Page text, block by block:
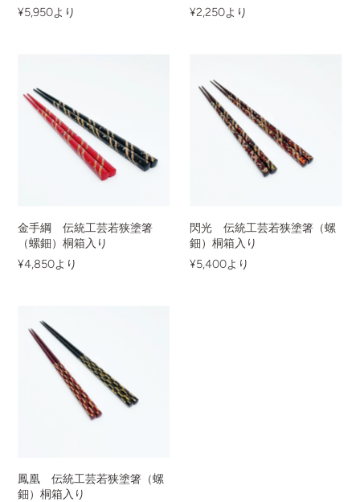
¥5,950より
¥2,250より
金手綱 伝統工芸若狭塗箸
（螺鈿）桐箱入り
¥4,850より
閃光 伝統工芸若狭塗箸（螺
鈿）桐箱入り
¥5,400より
鳳凰 伝統工芸若狭塗箸（螺
鈿）桐箱入り